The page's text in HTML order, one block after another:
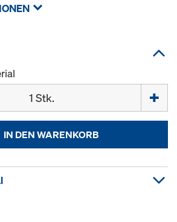
IN DEN WARENKORB